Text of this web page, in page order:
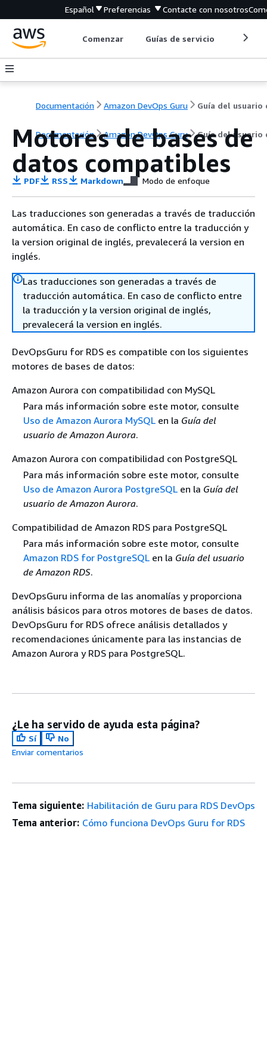
Español Preferencias Contacte con nosotros
Comenzar Guías de servicio
Documentación Amazon DevOps Guru Guía del usuario
Documentación Amazon DevOps Guru Guía del usuario
Motores de bases de
datos compatibles
PDF RSS Markdown Modo de enfoque
Las traducciones son generadas a través de traducción
automática. En caso de conflicto entre la traducción y
la version original de inglés, prevalecerá la version en
inglés.
Las traducciones son generadas a través de
traducción automática. En caso de conflicto entre
la traducción y la version original de inglés,
prevalecerá la version en inglés.
DevOpsGuru for RDS es compatible con los siguientes
motores de bases de datos:
Amazon Aurora con compatibilidad con MySQL
Para más información sobre este motor, consulte
Uso de Amazon Aurora MySQLen la Guía del
usuario de Amazon Aurora.
Amazon Aurora con compatibilidad con PostgreSQL
Para más información sobre este motor, consulte
Uso de Amazon Aurora PostgreSQLen la Guía del
usuario de Amazon Aurora.
Compatibilidad de Amazon RDS para PostgreSQL
Para más información sobre este motor, consulte
Amazon RDS for PostgreSQLen la Guía del usuario
de Amazon RDS.
DevOpsGuru informa de las anomalías y proporciona
análisis básicos para otros motores de bases de datos.
DevOpsGuru for RDS ofrece análisis detallados y
recomendaciones únicamente para las instancias de
Amazon Aurora y RDS para PostgreSQL.
¿Le ha servido de ayuda esta página?
Sí
No
Enviar comentarios
Tema siguiente: Habilitación de Guru para RDS DevOps
Tema anterior: Cómo funciona DevOps Guru for RDS